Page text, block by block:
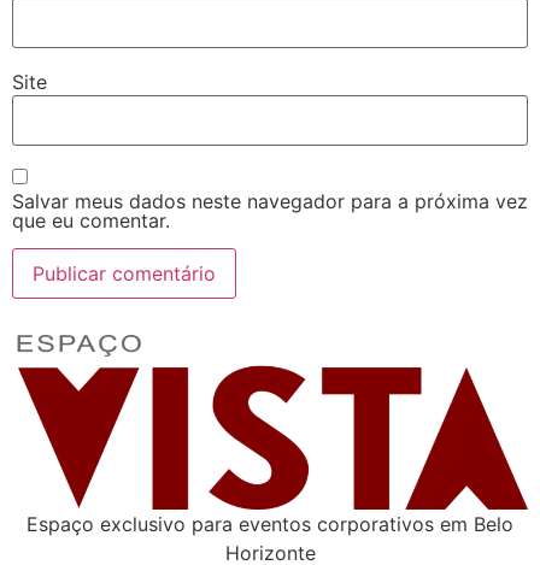
Site
Salvar meus dados neste navegador para a próxima vez
que eu comentar.
Espaço exclusivo para eventos corporativos em Belo
Horizonte